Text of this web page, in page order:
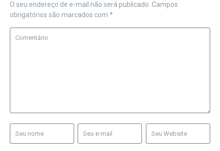
O seu endereço de e-mail não será publicado. Campos
obrigatórios são marcados com *